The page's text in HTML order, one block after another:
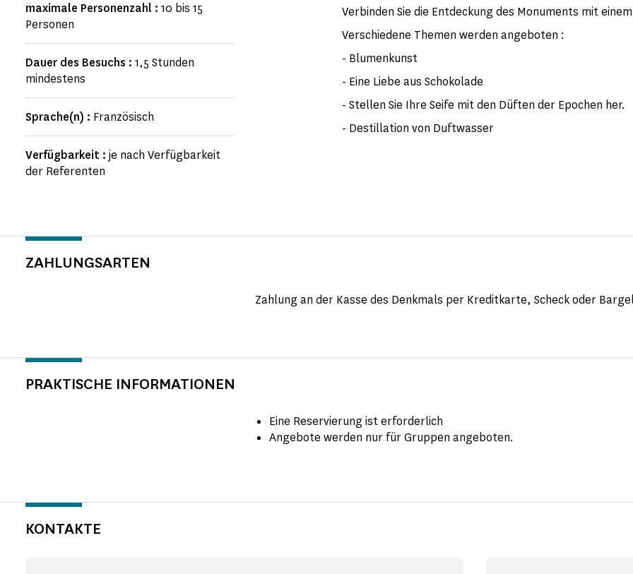
maximale Personenzahl : 10 bis 15
Personen
Dauer des Besuchs : 1,5 Stunden
mindestens
Sprache(n) : Französisch
Verfügbarkeit : je nach Verfügbarkeit
der Referenten
Verbinden Sie die Entdeckung des Monuments mit
Verschiedene Themen werden angeboten :
- Blumenkunst
- Eine Liebe aus Schokolade
- Stellen Sie Ihre Seife mit den Düften der Epochen her.
- Destillation von Duftwasser
ZAHLUNGSARTEN
Zahlung an der Kasse des Denkmals per Kreditkarte, Scheck oder
PRAKTISCHE INFORMATIONEN
Eine Reservierung ist erforderlich
Angebote werden nur für Gruppen angeboten.
KONTAKTE